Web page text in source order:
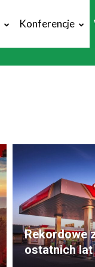
Konferencje
Rekordowe
ostatnich lat